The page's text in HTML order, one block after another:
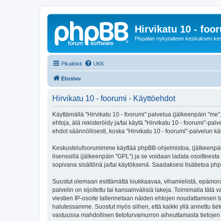
Hirvikatu 10 -
Pispalan nykytaiteen keskuksen
Pikalinkit UKK
Etusivu
Hirvikatu 10 - foorumi - Käyttöehdot
Käyttämällä "Hirvikatu 10 - foorumi" palvelua (jälkeenpäin
ehtoja, älä rekisteröidy ja/tai käytä "Hirvikatu 10 - foorumi"-
ehdot säännöllisesti, koska "Hirvikatu 10 - foorumi"-palvelun
Keskustelufoorumimme käyttää phpBB-ohjelmistoa,
lisenssillä (jälkeenpäin "GPL") ja se voidaan ladata osoitteesta
sopivana sisältönä ja/tai käytöksenä. Saadaksesi lisätietoa
Suostut olemaan esittämättä loukkaavaa, vihamielistä,
palvelin on sijoitettu tai kansainvälisiä lakeja. Toimimalla tätä
viestien IP-osoite tallennetaan näiden ehtojen noudattamisen
halutessamme. Suostut myös siihen, että kaikki yllä annettu
vastuussa mahdollisen tietoturvamurron aiheuttamasta